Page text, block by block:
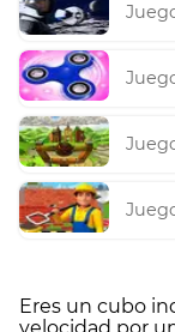
Eres un cubo